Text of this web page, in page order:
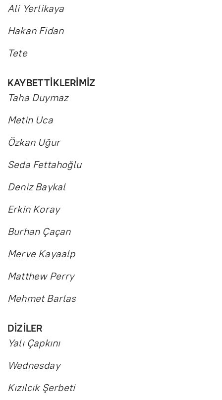
Ali Yerlikaya
Hakan Fidan
Tete
KAYBETTİKLERİMİZ
Taha Duymaz
Metin Uca
Özkan Uğur
Seda Fettahoğlu
Deniz Baykal
Erkin Koray
Burhan Çaçan
Merve Kayaalp
Matthew Perry
Mehmet Barlas
DİZİLER
Yalı Çapkını
Wednesday
Kızılcık Şerbeti